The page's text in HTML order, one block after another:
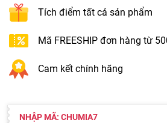
Tích điểm tất cả sản phẩm
Mã FREESHIP đơn hàng từ
Cam kết chính hãng
NHẬP MÃ: CHUMIA7